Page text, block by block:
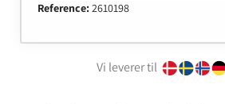
Reference:2610198
Vi leverer til